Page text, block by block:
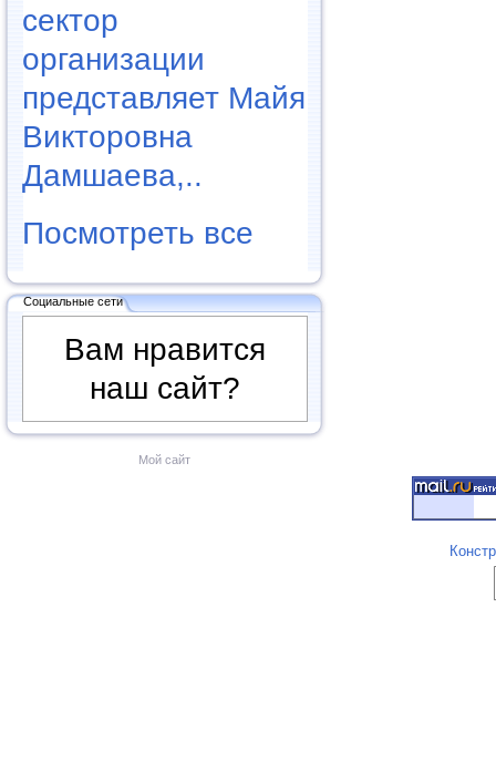
сектор
организации
представляет Майя
Викторовна
Дамшаева,..
Посмотреть все
Социальные сети
Вам нравится
наш сайт?
Мой сайт